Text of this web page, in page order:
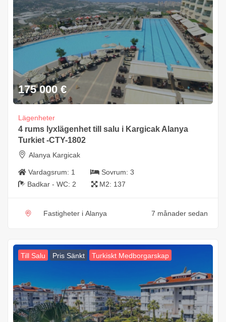
175 000 €
Lägenheter
4 rums lyxlägenhet till salu i Kargicak Alanya
Turkiet -CTY-1802
Alanya Kargicak
Vardagsrum: 1 Sovrum: 3
Badkar - WC: 2 M2: 137
Fastigheter i Alanya 7 månader sedan
Till Salu Pris Sänkt Turkiskt Medborgarskap